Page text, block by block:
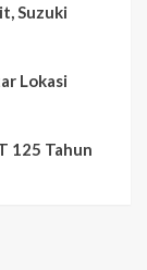
Suzuki
Lokasi
125 Tahun